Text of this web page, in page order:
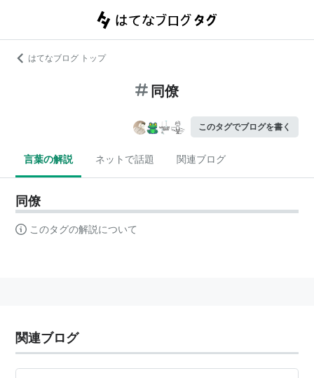
はてなブログ トップ
同僚
このタグでブログを書く
言葉の解説 ネットで話題 関連ブログ
同僚
このタグの解説について
関連ブログ